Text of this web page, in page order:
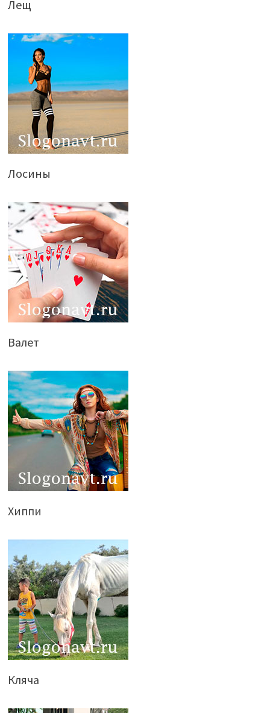
Лещ
Лосины
Валет
Хиппи
Кляча